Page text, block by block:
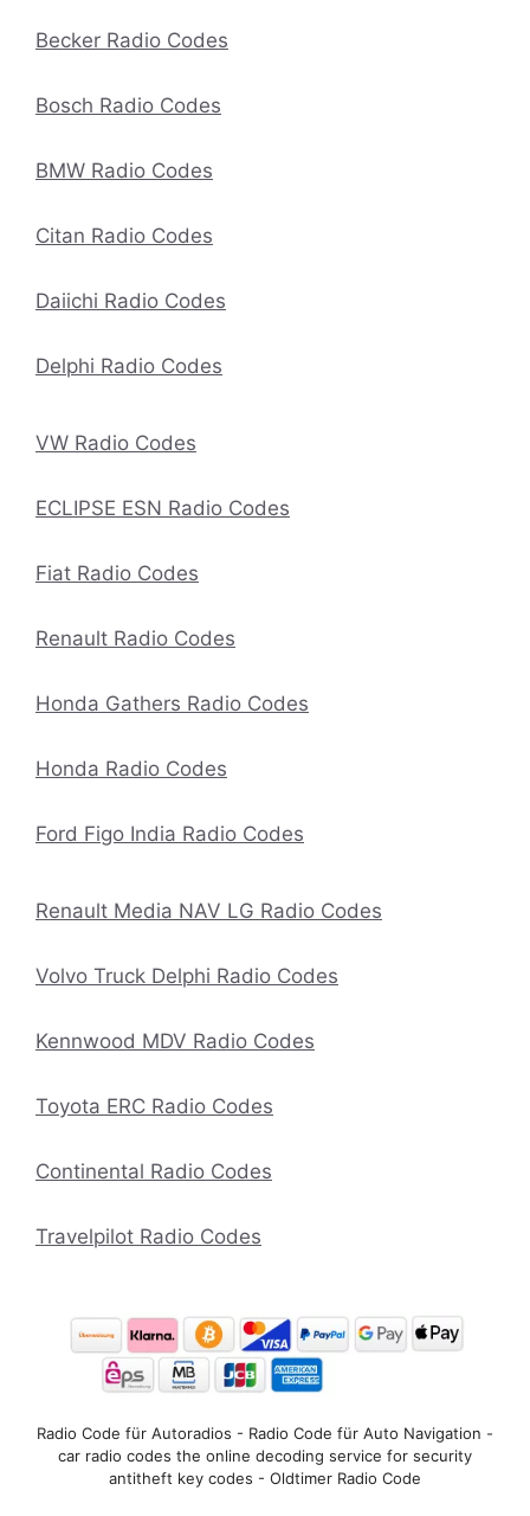
Becker Radio Codes
Bosch Radio Codes
BMW Radio Codes
Citan Radio Codes
Daiichi Radio Codes
Delphi Radio Codes
VW Radio Codes
ECLIPSE ESN Radio Codes
Fiat Radio Codes
Renault Radio Codes
Honda Gathers Radio Codes
Honda Radio Codes
Ford Figo India Radio Codes
Renault Media NAV LG Radio Codes
Volvo Truck Delphi Radio Codes
Kennwood MDV Radio Codes
Toyota ERC Radio Codes
Continental Radio Codes
Travelpilot Radio Codes
Radio Code für Autoradios - Radio Code für Auto Navigation -
car radio codes the online decoding service for security
antitheft key codes - Oldtimer Radio Code